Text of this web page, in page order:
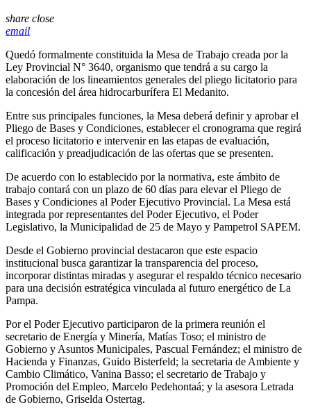
share close
email
Quedó formalmente constituida la Mesa de Trabajo creada por la
Ley Provincial N° 3640, organismo que tendrá a su cargo la
elaboración de los lineamientos generales del pliego licitatorio para
la concesión del área hidrocarburífera El Medanito.
Entre sus principales funciones, la Mesa deberá definir y aprobar el
Pliego de Bases y Condiciones, establecer el cronograma que regirá
el proceso licitatorio e intervenir en las etapas de evaluación,
calificación y preadjudicación de las ofertas que se presenten.
De acuerdo con lo establecido por la normativa, este ámbito de
trabajo contará con un plazo de 60 días para elevar el Pliego de
Bases y Condiciones al Poder Ejecutivo Provincial. La Mesa está
integrada por representantes del Poder Ejecutivo, el Poder
Legislativo, la Municipalidad de 25 de Mayo y Pampetrol SAPEM.
Desde el Gobierno provincial destacaron que este espacio
institucional busca garantizar la transparencia del proceso,
incorporar distintas miradas y asegurar el respaldo técnico necesario
para una decisión estratégica vinculada al futuro energético de La
Pampa.
Por el Poder Ejecutivo participaron de la primera reunión el
secretario de Energía y Minería, Matías Toso; el ministro de
Gobierno y Asuntos Municipales, Pascual Fernández; el ministro de
Hacienda y Finanzas, Guido Bisterfeld; la secretaria de Ambiente y
Cambio Climático, Vanina Basso; el secretario de Trabajo y
Promoción del Empleo, Marcelo Pedehontaá; y la asesora Letrada
de Gobierno, Griselda Ostertag.